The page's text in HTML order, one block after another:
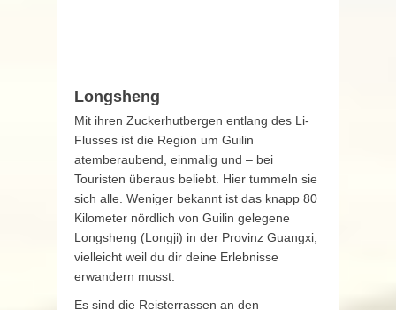
Longsheng
Mit ihren Zuckerhutbergen entlang des Li-
Flusses ist die Region um Guilin
atemberaubend, einmalig und – bei
Touristen überaus beliebt. Hier tummeln sie
sich alle. Weniger bekannt ist das knapp 80
Kilometer nördlich von Guilin gelegene
Longsheng (Longji) in der Provinz Guangxi,
vielleicht weil du dir deine Erlebnisse
erwandern musst.
Es sind die Reisterrassen an den